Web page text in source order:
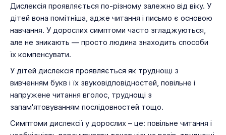
Дислексія проявляється по-різному залежно від віку. У
дітей вона помітніша, адже читання і письмо є основою
навчання. У дорослих симптоми часто згладжуються,
але не зникають — просто людина знаходить способи
їх компенсувати.
У дітей дислексія проявляється як труднощі з
вивченням букв і їх звуковідповідностей, повільне і
напружене читання вголос, труднощі з
запам'ятовуванням послідовностей тощо.
Симптоми дислексії у дорослих – це: повільне читання і